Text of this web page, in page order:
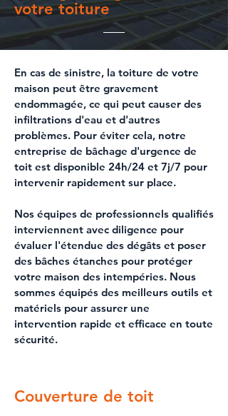
votre toiture
En cas de sinistre, la toiture de votre
maison peut être gravement
endommagée, ce qui peut causer des
infiltrations d'eau et d'autres
problèmes. Pour éviter cela, notre
entreprise de bâchage d'urgence de
toit est disponible 24h/24 et 7j/7 pour
intervenir rapidement sur place.
Nos équipes de professionnels qualifiés
interviennent avec diligence pour
évaluer l'étendue des dégâts et poser
des bâches étanches pour protéger
votre maison des intempéries. Nous
sommes équipés des meilleurs outils et
matériels pour assurer une
intervention rapide et efficace en toute
sécurité.
Couverture de toit